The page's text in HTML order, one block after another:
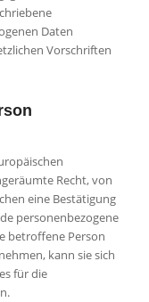
Daten
Vorschriften
Recht, von
eine Bestätigung
personenbezogene
betroffene Person
kann sie sich
für die